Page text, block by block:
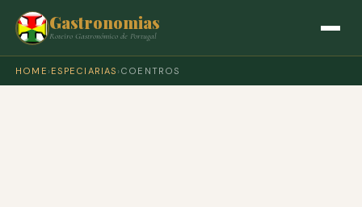
Gastronomias
Roteiro Gastronómico de Portugal
HOME › ESPECIARIAS › COENTROS